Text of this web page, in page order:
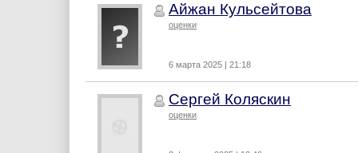
Айжан Кульсейтова
оценки
6 марта 2025 | 21:18
Сергей Коляскин
оценки